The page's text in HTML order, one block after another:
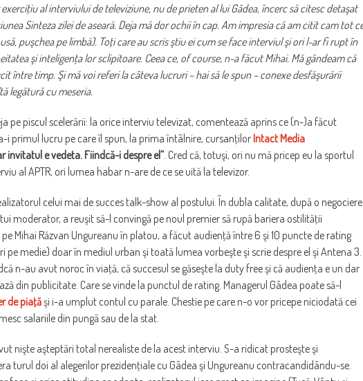
al interviului de televiziune, nu de prieten al lui Gâdea, încerc să citesc detaşat
Sinteza zilei de aseară. Deja mă dor ochii în cap. Am impresia că am citit cam tot
puşchea pe limbă). Toţi care au scris ştiu ei cum se face interviul şi ori l-ar fi rupt în
şi inteligenţa lor sclipitoare. Ceea ce, of course, n-a făcut Mihai. Mă gândeam că
între timp. Şi mă voi referi la câteva lucruri – hai să le spun – conexe desfăşurării
legătură cu meseria.
pe piscul scelerării: la orice interviu televizat, comentează aprins ce (n-)a făcut
i primul lucru pe care îl spun, la prima întâlnire, cursanţilorIntact Media
invitatul e vedeta. Fiindcă-i despre el” . Cred că, totuşi, ori nu mă pricep eu la sportul
al APTR, ori lumea habar n-are de ce se uită la televizor.
celui mai de succes talk-show al postului. În dubla calitate, după o negociere
moderator, a reuşit să-l convingă pe noul premier să rupă bariera ostilităţii
Mihai Răzvan Ungureanu în platou, a făcut audienţă între 6 şi 10 puncte de rating
medie) doar în mediul urban şi toată lumea vorbeşte şi scrie despre el şi Antena 3.
n-au avut noroc în viaţă, că succesul se găseşte la duty free şi că audienţa e un dar
din publicitate. Care se vinde la punctul de rating. Managerul Gâdea poate să-l
de piaţăşi i-a umplut contul cu parale. Chestie pe care n-o vor pricepe niciodată cei
salariile din pungă sau de la stat.
nişte aşteptări total nerealiste de la acest interviu. S-a ridicat prosteşte şi
turul doi al alegerilor prezidenţiale cu Gâdea şi Ungureanu contracandidându-se.